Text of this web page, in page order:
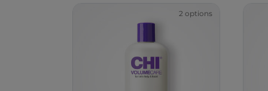
2 options